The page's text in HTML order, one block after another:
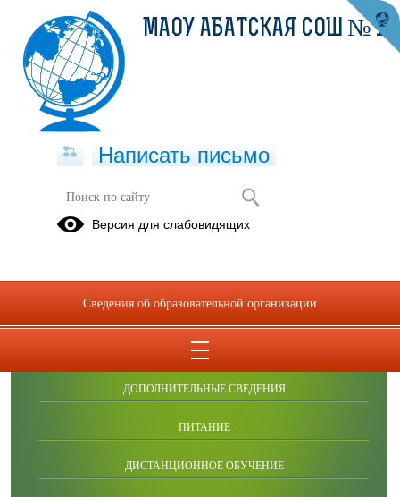
ОБРАЩЕНИЯ ГРАЖДАН
ПРОТИВОДЕЙСТВИЕ КОРРУПЦИИ
ДОПОЛНИТЕЛЬНЫЕ СВЕДЕНИЯ
ПИТАНИЕ
ДИСТАНЦИОННОЕ ОБУЧЕНИЕ
МАОУ АБАТСКАЯ СОШ № 1
Написать письмо
Версия для слабовидящих
Сведения об образовательной организации